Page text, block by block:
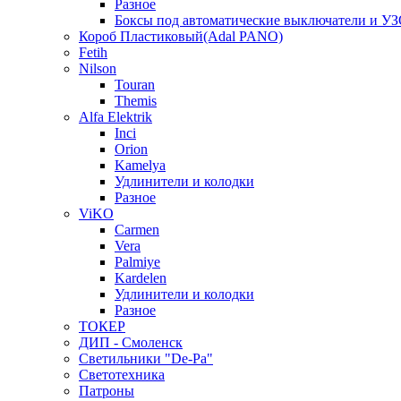
Разное
Боксы под автоматические выключатели и
Короб Пластиковый(Adal PANO)
Fetih
Nilson
Touran
Themis
Alfa Elektrik
Inci
Orion
Kamelya
Удлинители и колодки
Разное
ViKO
Carmen
Vera
Palmiye
Kardelen
Удлинители и колодки
Разное
ТОКЕР
ДИП - Смоленск
Светильники "De-Pa"
Светотехника
Патроны